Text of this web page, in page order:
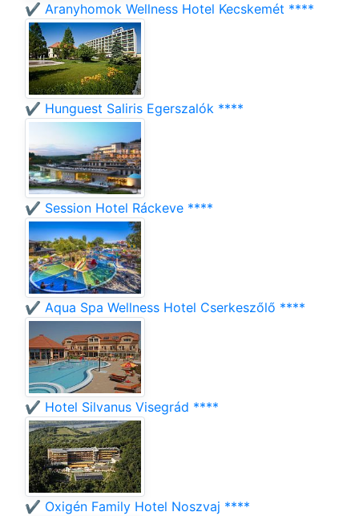
✔️ Aranyhomok Wellness Hotel Kecskemét ****
✔️ Hunguest Saliris Egerszalók ****
✔️ Session Hotel Ráckeve ****
✔️ Aqua Spa Wellness Hotel Cserkeszőlő ****
✔️ Hotel Silvanus Visegrád ****
✔️ Oxigén Family Hotel Noszvaj ****